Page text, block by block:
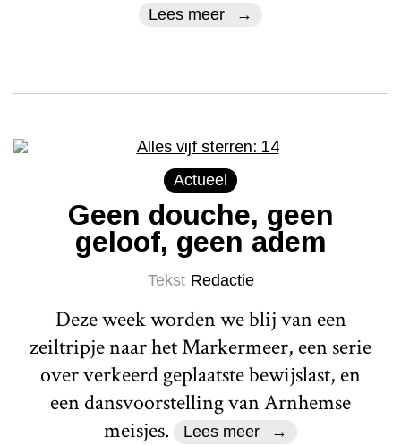
Lees meer
Actueel
Geen douche, geen
geloof, geen adem
Tekst Redactie
Deze week worden we blij van een
zeiltripje naar het Markermeer, een serie
over verkeerd geplaatste bewijslast, en
een dansvoorstelling van Arnhemse
meisjes.
Lees meer